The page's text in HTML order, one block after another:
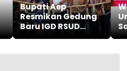
Bupati Aep
Resmikan Gedung
Baru IGD RSUD
Karawang ,Ini